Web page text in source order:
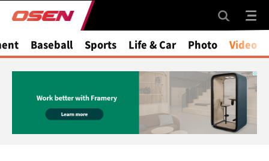
Baseball Sports Life & Car Photo Video